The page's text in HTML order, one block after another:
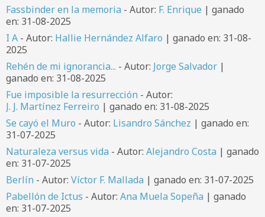
Fassbinder en la memoria - Autor: F. Enrique | ganado
en: 31-08-2025
I A - Autor: Hallie Hernández Alfaro | ganado en: 31-08-
2025
Rehén de mi ignorancia... - Autor: Jorge Salvador |
ganado en: 31-08-2025
Fue imposible la resurrección - Autor:
J. J. Martínez Ferreiro | ganado en: 31-08-2025
Se cayó el Muro - Autor: Lisandro Sánchez | ganado en:
31-07-2025
Naturaleza versus vida - Autor: Alejandro Costa | ganado
en: 31-07-2025
Berlín - Autor: Víctor F. Mallada | ganado en: 31-07-2025
Pabellón de Ictus - Autor: Ana Muela Sopeña | ganado
en: 31-07-2025